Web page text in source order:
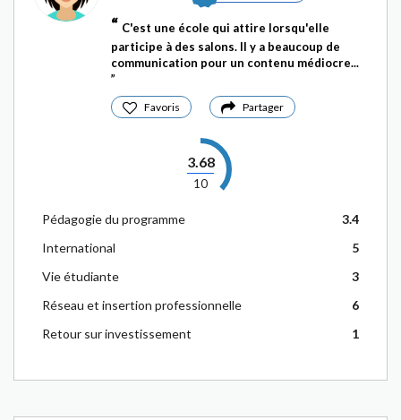
C'est une école qui attire lorsqu'elle
participe à des salons. Il y a beaucoup de
communication pour un contenu médiocre...
Favoris Partager
3.68
10
Pédagogie du programme
3.4
International
5
Vie étudiante
3
Réseau et insertion professionnelle
6
Retour sur investissement
1